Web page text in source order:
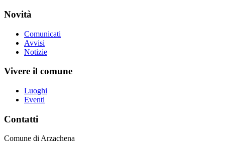
Novità
Comunicati
Avvisi
Notizie
Vivere il comune
Luoghi
Eventi
Contatti
Comune di Arzachena